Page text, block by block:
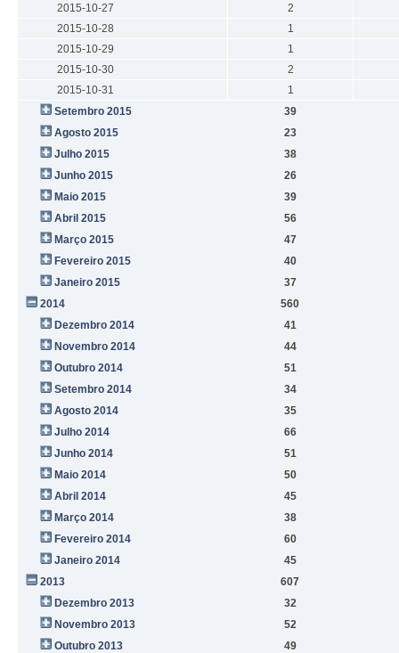
2015-10-27
2
2015-10-28
1
2015-10-29
1
2015-10-30
2
2015-10-31
1
Setembro 2015
39
Agosto 2015
23
Julho 2015
38
Junho 2015
26
Maio 2015
39
Abril 2015
56
Março 2015
47
Fevereiro 2015
40
Janeiro 2015
37
2014
560
Dezembro 2014
41
Novembro 2014
44
Outubro 2014
51
Setembro 2014
34
Agosto 2014
35
Julho 2014
66
Junho 2014
51
Maio 2014
50
Abril 2014
45
Março 2014
38
Fevereiro 2014
60
Janeiro 2014
45
2013
607
Dezembro 2013
32
Novembro 2013
52
Outubro 2013
49